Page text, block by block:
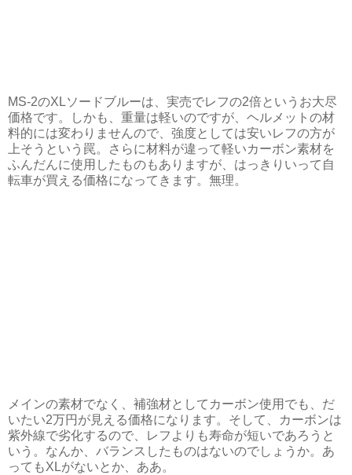
MS-2のXLソードブルーは、実売でレフの2倍というお大尽
価格です。しかも、重量は軽いのですが、ヘルメットの材
料的には変わりませんので、強度としては安いレフの方が
上そうという罠。さらに材料が違って軽いカーボン素材を
ふんだんに使用したものもありますが、はっきりいって自
転車が買える価格になってきます。無理。
メインの素材でなく、補強材としてカーボン使用でも、だ
いたい2万円が見える価格になります。そして、カーボンは
紫外線で劣化するので、レフよりも寿命が短いであろうと
いう。なんか、バランスしたものはないのでしょうか。あ
ってもXLがないとか、ああ。